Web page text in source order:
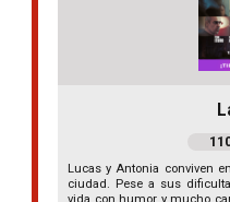
Lucas y Antonia conviven
ciudad. Pese a sus
vida con humor y mucho